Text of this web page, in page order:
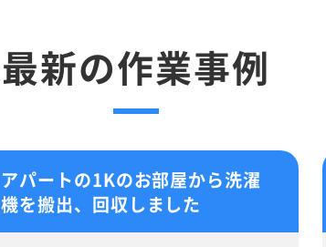
最新の作業事例
アパートの1Kのお部屋から洗濯
機を搬出、回収しました